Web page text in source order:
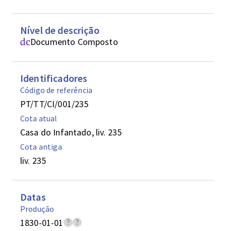
Nível de descrição
Documento Composto
Identificadores
Código de referência
PT/TT/CI/001/235
Cota atual
Casa do Infantado, liv. 235
Cota antiga
liv. 235
Datas
Produção
1830-01-01